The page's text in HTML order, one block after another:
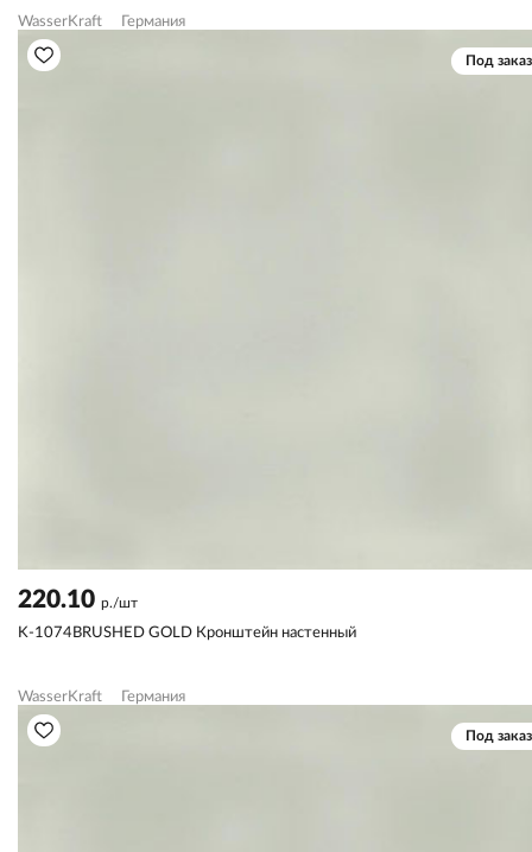
WasserKraft Германия
Под заказ
220.10 р./шт
K-1074BRUSHED GOLD Кронштейн настенный
WasserKraft Германия
Под заказ